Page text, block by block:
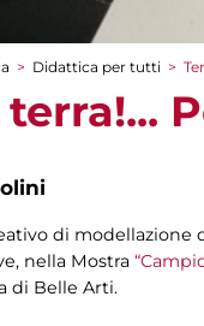
> Didattica per tutti >
di modellazione
nella Mostra
di Belle Arti.